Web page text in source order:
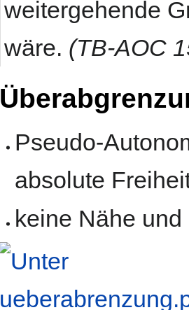
weitergehende
wäre. (TB-AOC
Pseudo-
absolute
keine Nähe